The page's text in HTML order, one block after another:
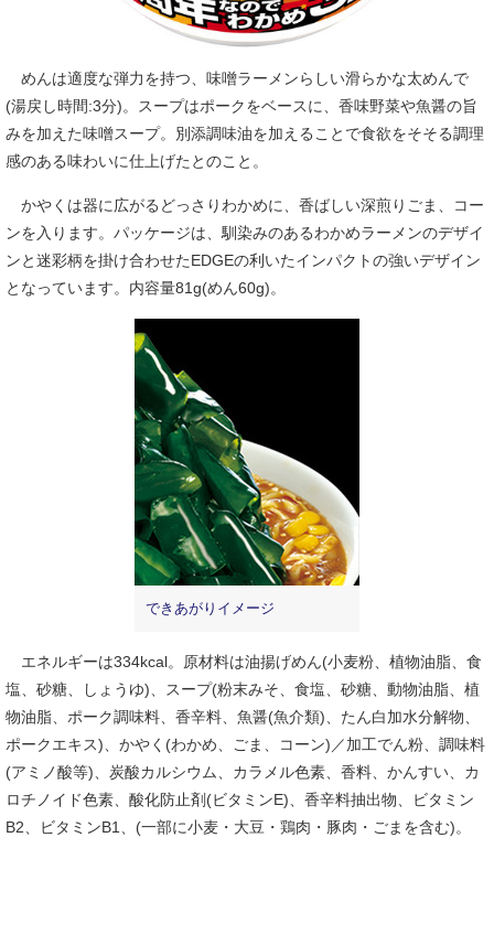
めんは適度な弾力を持つ、味噌ラーメンらしい滑らかな太めんで
(湯戻し時間:3分)。スープはポークをベースに、香味野菜や魚醤の旨
みを加えた味噌スープ。別添調味油を加えることで食欲をそそる調理
感のある味わいに仕上げたとのこと。
かやくは器に広がるどっさりわかめに、香ばしい深煎りごま、コー
ンを入ります。パッケージは、馴染みのあるわかめラーメンのデザイ
ンと迷彩柄を掛け合わせたEDGEの利いたインパクトの強いデザイン
となっています。内容量81g(めん60g)。
できあがりイメージ
エネルギーは334kcal。原材料は油揚げめん(小麦粉、植物油脂、食
塩、砂糖、しょうゆ)、スープ(粉末みそ、食塩、砂糖、動物油脂、植
物油脂、ポーク調味料、香辛料、魚醤(魚介類)、たん白加水分解物、
ポークエキス)、かやく(わかめ、ごま、コーン)／加工でん粉、調味料
(アミノ酸等)、炭酸カルシウム、カラメル色素、香料、かんすい、カ
ロチノイド色素、酸化防止剤(ビタミンE)、香辛料抽出物、ビタミン
B2、ビタミンB1、(一部に小麦・大豆・鶏肉・豚肉・ごまを含む)。